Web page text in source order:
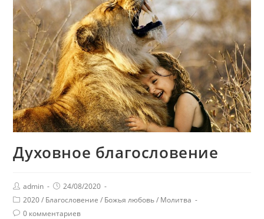
Духовное благословение
admin
24/08/2020
2020 / Благословение / Божья любовь / Молитва
0 комментариев